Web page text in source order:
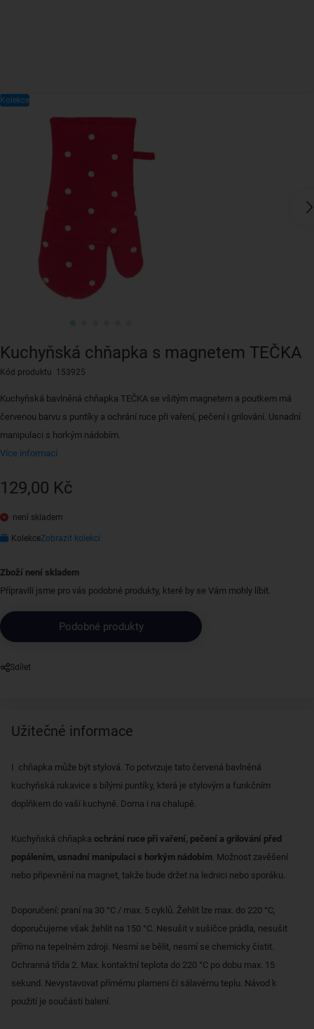
Kuchyňská chňapka s magnetem TEČKA
Kód produktu 153925
Kuchyňská bavlněná chňapka TEČKA se všitým magnetem a poutkem má
červenou barvu s puntíky a ochrání ruce při vaření, pečení i grilování. Usnadní
manipulaci s horkým nádobím.
Více informací
129,00 Kč
není skladem
KolekceZobrazit kolekci
Zboží není skladem
Přípravili jsme pro vás podobné produkty, které by se Vám mohly líbit.
Podobné produkty
Sdílet
Kolekce
Užitečné informace
I chňapka může být stylová. To potvrzuje tato červená bavlněná
kuchyňská rukavice s bílými puntíky, která je stylovým a funkčním
doplňkem do vaší kuchyně. Doma i na chalupě.
Kuchyňská chňapka ochrání ruce při vaření, pečení a grilování před
popálením, usnadní manipulaci s horkým nádobím. Možnost zavěšení
nebo připevnění na magnet, takže bude držet na lednici nebo sporáku.
Doporučení: praní na 30 °C / max. 5 cyklů. Žehlit lze max. do 220 °C,
doporučujeme však žehlit na 150 °C. Nesušit v sušičce prádla, nesušit
přímo na tepelném zdroji. Nesmí se bělit, nesmí se chemicky čistit.
Ochranná třída 2. Max. kontaktní teplota do 220 °C po dobu max. 15
sekund. Nevystavovat přímému plameni či sálavému teplu. Návod k
použití je součástí balení.